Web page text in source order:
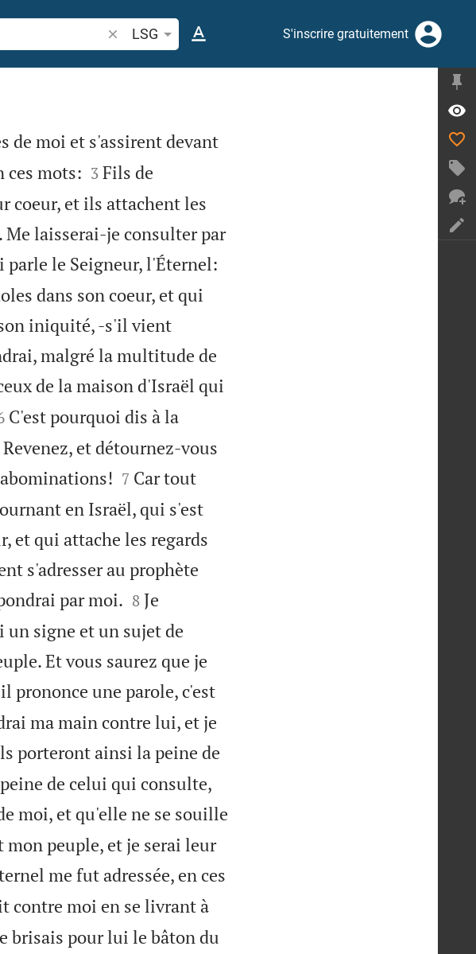
Recherche d'un verset biblique ou mot
LSG S'inscrire gratuitement
de moi et s'assirent devant
ces mots:
3 Fils de
coeur, et ils attachent les
laisserai-je consulter par
le Seigneur, l'Éternel:
dans son coeur, et qui
iniquité, -s'il vient
malgré la multitude de
de la maison d'Israël qui
C'est pourquoi dis à la
et détournez-vous

7 Car tout
en Israël, qui s'est
et qui attache les regards
s'adresser au prophète
par moi.
8 Je
un signe et un sujet de
Et vous saurez que je
prononce une parole, c'est
ma main contre lui, et je
porteront ainsi la peine de
de celui qui consulte,
moi, et qu'elle ne se souille
peuple, et je serai leur
me fut adressée, en ces
contre moi en se livrant à
brisais pour lui le bâton du